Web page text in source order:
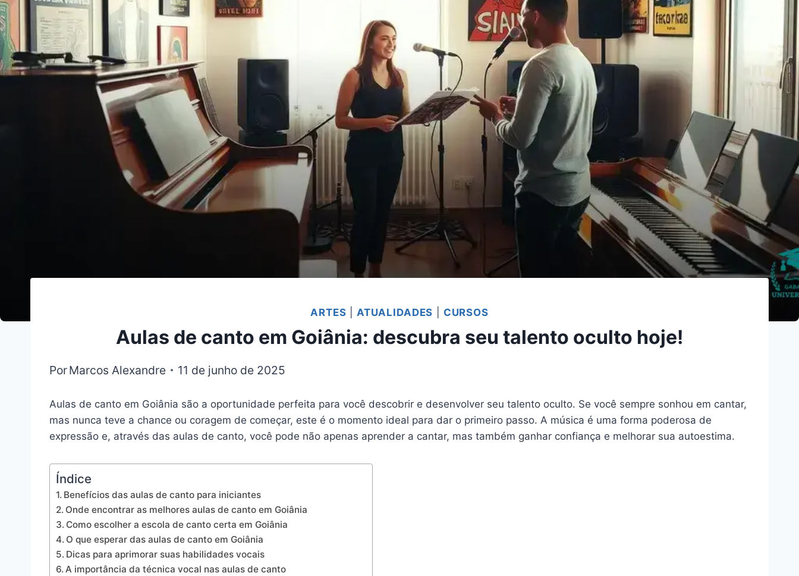
ARTES ATUALIDADES CURSOS
Aulas de canto em Goiânia: descubra seu talento oculto hoje!
PorMarcos Alexandre 11 de junho de 2025
Aulas de canto em Goiânia são a oportunidade perfeita para você descobrir e desenvolver seu talento oculto. Se você sempre sonhou em cantar,
mas nunca teve a chance ou coragem de começar, este é o momento ideal para dar o primeiro passo. A música é uma forma poderosa de
expressão e, através das aulas de canto, você pode não apenas aprender a cantar, mas também ganhar confiança e melhorar sua autoestima.
Índice
Benefícios das aulas de canto para iniciantes
Onde encontrar as melhores aulas de canto em Goiânia
Como escolher a escola de canto certa em Goiânia
O que esperar das aulas de canto em Goiânia
Dicas para aprimorar suas habilidades vocais
A importância da técnica vocal nas aulas de canto